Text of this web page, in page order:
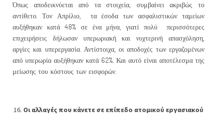
Όπως αποδεικνύεται από τα στοιχεία, συμβαίνει ακριβώς το
αντίθετο. Τον Απρίλιο, τα έσοδα των ασφαλιστικών ταμείων
αυξήθηκαν κατά 48% σε ένα μήνα, γιατί πολύ περισσότερες
επιχειρήσεις δήλωσαν υπερωριακή και νυχτερινή απασχόληση,
αργίες και υπερεργασία. Αντίστοιχα, οι αποδοχές των εργαζομένων
από υπερωρία αυξήθηκαν κατά 62%. Και αυτό είναι αποτέλεσμα της
μείωσης του κόστους των εισφορών.
Οι αλλαγές που κάνετε σε επίπεδο ατομικού εργασιακού